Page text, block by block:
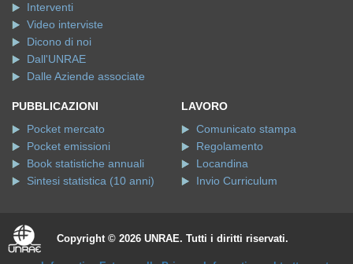
Interventi
Video interviste
Dicono di noi
Dall'UNRAE
Dalle Aziende associate
PUBBLICAZIONI
Pocket mercato
Pocket emissioni
Book statistiche annuali
Sintesi statistica (10 anni)
LAVORO
Comunicato stampa
Regolamento
Locandina
Invio Curriculum
Copyright © 2026 UNRAE. Tutti i diritti riservati.